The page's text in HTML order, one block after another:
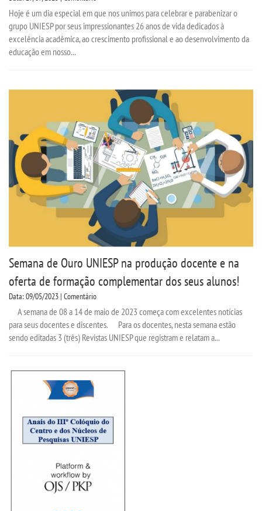
Hoje é um dia especial em que nos unimos para celebrar e parabenizar o
grupo UNIESP por seus impressionantes 26 anos de vida dedicados à
excelência acadêmica, ao crescimento profissional e ao desenvolvimento da
educação em nosso...
Semana de Ouro UNIESP na produção docente e na
oferta de formação complementar dos seus alunos!
Data: 09/05/2023 | Comentário
A semana de 08 a 14 de maio de 2023 começa com excelentes notícias
para seus docentes e discentes. Para os docentes, nesta semana estão
sendo editadas 3 (três) Revistas UNIESP que registram e relatam a...